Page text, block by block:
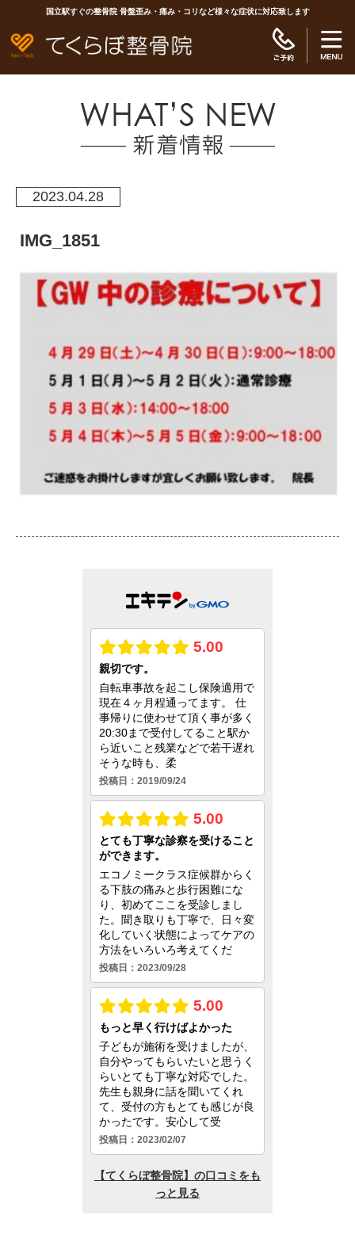
国立駅すぐの整骨院 骨盤歪み・痛み・コリなど様々な症状に対応致します
2023.04.28
IMG_1851